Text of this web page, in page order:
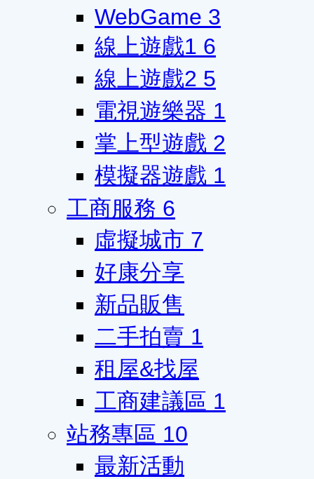
WebGame 3
線上遊戲1 6
線上遊戲2 5
電視遊樂器 1
掌上型遊戲 2
模擬器遊戲 1
工商服務 6
虛擬城市 7
好康分享
新品販售
二手拍賣 1
租屋&找屋
工商建議區 1
站務專區 10
最新活動